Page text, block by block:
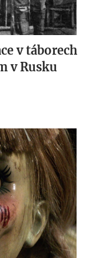
v táborech
v Rusku